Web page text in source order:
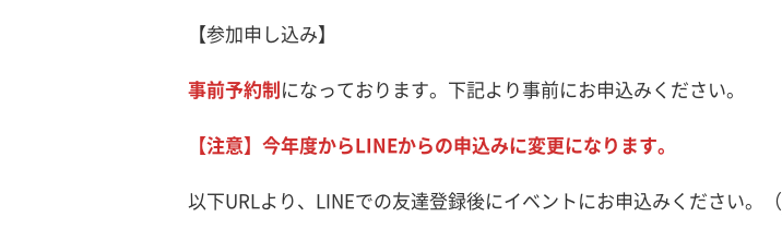
【参加申し込み】
事前予約制になっております。下記より事前にお申込みください。
【注意】今年度からLINEからの申込みに変更になります。
以下URLより、LINEでの友達登録後にイベントにお申込みください。（